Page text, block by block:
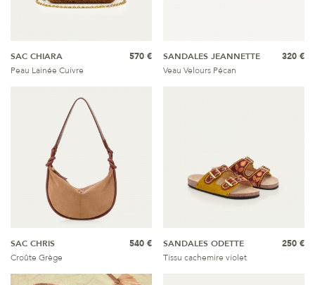
SAC CHIARA
Peau Lainée Cuivre
570 €
SANDALES JEANNETTE
Veau Velours Pécan
320 €
SAC CHRIS
Croûte Grège
540 €
SANDALES ODETTE
Tissu cachemire violet
250 €